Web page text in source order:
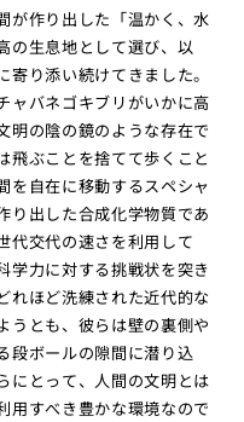
が作り出した「温かく、水
の生息地として選び、以
り添い続けてきました。
ャバネゴキブリがいかに高
明の陰の鏡のような存在で
飛ぶことを捨てて歩くこと
を自在に移動するスペシャ
り出した合成化学物質であ
代交代の速さを利用して
学力に対する挑戦状を突き
れほど洗練された近代的な
うとも、彼らは壁の裏側や
段ボールの隙間に潜り込
にとって、人間の文明とは
用すべき豊かな環境なので